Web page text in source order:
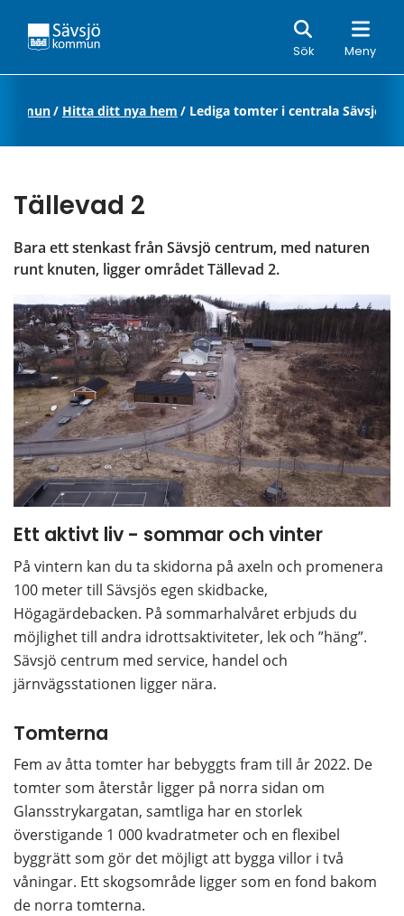
Sök Meny
Sök
/ Hitta ditt nya hem / Lediga tomter i centrala Sävsjö
Tällevad 2
Bara ett stenkast från Sävsjö centrum, med naturen
runt knuten, ligger området Tällevad 2.
Ett aktivt liv - sommar och vinter
På vintern kan du ta skidorna på axeln och promenera
100 meter till Sävsjös egen skidbacke,
Högagärdebacken. På sommarhalvåret erbjuds du
möjlighet till andra idrottsaktiviteter, lek och ”häng”.
Sävsjö centrum med service, handel och
järnvägsstationen ligger nära.
Tomterna
Fem av åtta tomter har bebyggts fram till år 2022. De
tomter som återstår ligger på norra sidan om
Glansstrykargatan, samtliga har en storlek
överstigande 1 000 kvadratmeter och en flexibel
byggrätt som gör det möjligt att bygga villor i två
våningar. Ett skogsområde ligger som en fond bakom
de norra tomterna.